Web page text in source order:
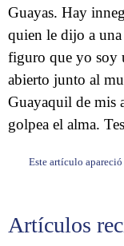
Artículos
Guayas. Hay
quien le dijo a una
figuro que yo soy
abierto junto al
Guayaquil de mis
golpea el alma.
Este artículo